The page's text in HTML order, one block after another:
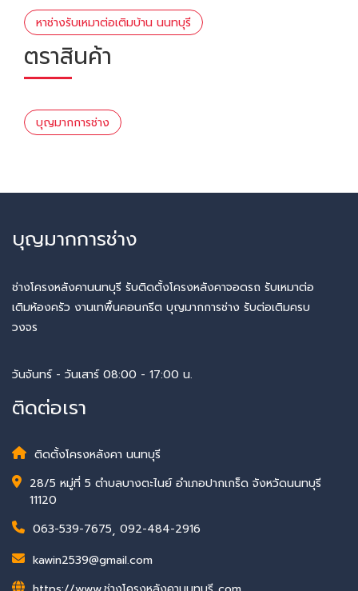
หาช่างรับเหมาต่อเติมบ้าน นนทบุรี
ตราสินค้า
บุญมากการช่าง
บุญมากการช่าง
ช่างโครงหลังคานนทบุรี รับติดตั้งโครงหลังคาจอดรถ รับเหมาต่อ
เติมห้องครัว งานเทพื้นคอนกรีต บุญมากการช่าง รับต่อเติมครบ
วงจร
วันจันทร์ - วันเสาร์ 08:00 - 17:00 น.
ติดต่อเรา
ติดตั้งโครงหลังคา นนทบุรี
28/5 หมู่ที่ 5 ตำบลบางตะไนย์ อำเภอปากเกร็ด จังหวัดนนทบุรี
11120
063-539-7675, 092-484-2916
kawin2539@gmail.com